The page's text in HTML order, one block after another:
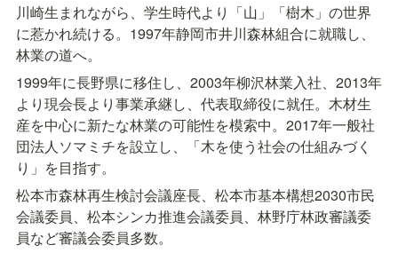
川崎生まれながら、学生時代より「山」「樹木」の世界
に惹かれ続ける。1997年静岡市井川森林組合に就職し、
林業の道へ。
1999年に長野県に移住し、2003年柳沢林業入社、2013年
より現会長より事業承継し、代表取締役に就任。木材生
産を中心に新たな林業の可能性を模索中。2017年一般社
団法人ソマミチを設立し、「木を使う社会の仕組みづく
り」を目指す。
松本市森林再生検討会議座長、松本市基本構想2030市民
会議委員、松本シンカ推進会議委員、林野庁林政審議委
員など審議会委員多数。